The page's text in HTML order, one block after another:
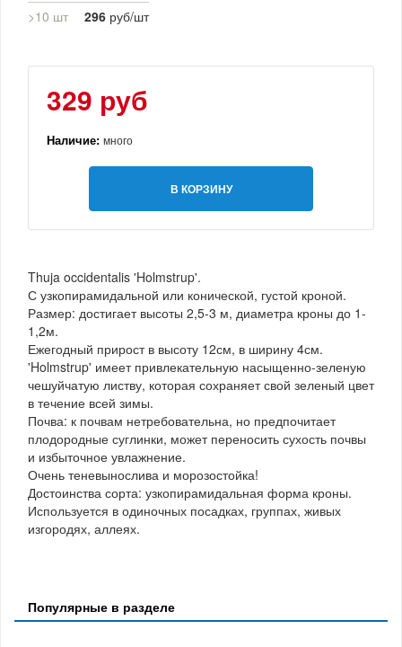
>10 шт
296 руб/шт
329 руб
Наличие: много
В КОРЗИНУ
Thuja occidentalis 'Holmstrup'.
С узкопирамидальной или конической, густой кроной.
Размер: достигает высоты 2,5-3 м, диаметра кроны до 1-
1,2м.
Ежегодный прирост в высоту 12см, в ширину 4см.
'Holmstrup' имеет привлекательную насыщенно-зеленую
чешуйчатую листву, которая сохраняет свой зеленый цвет
в течение всей зимы.
Почва: к почвам нетребовательна, но предпочитает
плодородные суглинки, может переносить сухость почвы
и избыточное увлажнение.
Очень теневынослива и морозостойка!
Достоинства сорта: узкопирамидальная форма кроны.
Используется в одиночных посадках, группах, живых
изгородях, аллеях.
Популярные в разделе